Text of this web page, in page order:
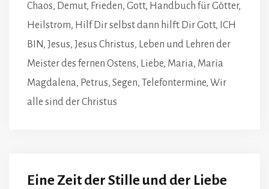
Chaos, Demut, Frieden, Gott, Handbuch für Götter,
Heilstrom, Hilf Dir selbst dann hilft Dir Gott, ICH
BIN, Jesus, Jesus Christus, Leben und Lehren der
Meister des fernen Ostens, Liebe, Maria, Maria
Magdalena, Petrus, Segen, Telefontermine, Wir
alle sind der Christus
Eine Zeit der Stille und der Liebe